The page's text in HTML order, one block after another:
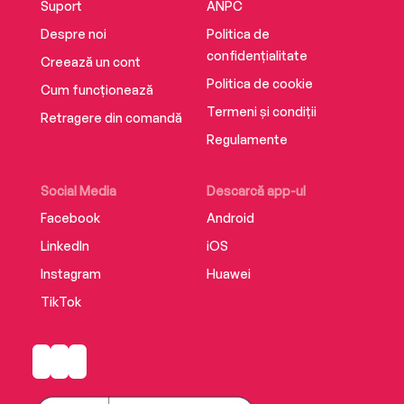
Suport
Despre noi
Creează un cont
Cum funcționează
Retragere din comandă
Social Media
Facebook
LinkedIn
Instagram
TikTok
Descarcă app-ul
Android
iOS
Huawei
ANPC
Politica de
confidențialitate
Politica de cookie
Termeni și condiții
Regulamente